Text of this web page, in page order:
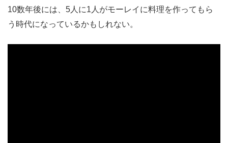
10数年後には、5人に1人がモーレイに料理を作ってもら
う時代になっているかもしれない。